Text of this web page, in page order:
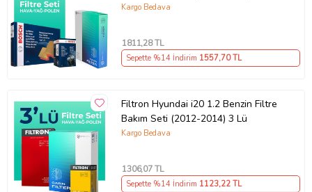
Kargo Bedava
1811,28 TL
Sepette %14 İndirim 1557,70 TL
Filtron Hyundai i20 1.2 Benzin Filtre
Bakım Seti (2012-2014) 3 Lü
Kargo Bedava
1306,07 TL
Sepette %14 İndirim 1123,22 TL